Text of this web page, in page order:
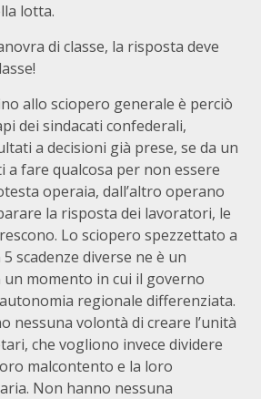
lotta.
di classe, la risposta deve
allo sciopero generale è perciò
dei sindacati confederali,
a decisioni già prese, se da un
fare qualcosa per non essere
operaia, dall’altro operano
la risposta dei lavoratori, le
Lo sciopero spezzettato a
scadenze diverse ne è un
un momento in cui il governo
regionale differenziata.
nessuna volontà di creare l’unità
che vogliono invece dividere
malcontento e la loro
Non hanno nessuna